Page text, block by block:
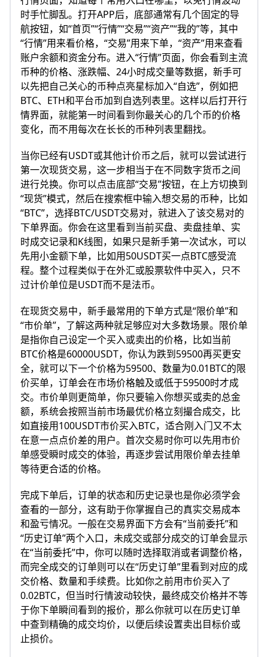
时手忙脚乱。打开APP后，底部通常有几个固定的导
航按钮，如“首页”“行情”“交易”“资产”“我的”等，其中
“行情”用来看价格，“交易”用来下单，“资产”用来查看
账户余额和资金分布。进入“行情”页面，你会看到主流
币种的价格、涨跌幅、24小时成交量等数据，新手可
以先把自己关心的币种点亮星标加入“自选”，例如把
BTC、ETH和平台币加到自选列表里。这样以后打开行
情界面，就能第一时间看到你最关心的几个币的价格
变化，而不用每次在长长的币种列表里翻找。
当你已经有USDT或其他计价币之后，就可以尝试进行
第一次现货交易，这一步相当于在不同数字货币之间
进行兑换。你可以点击底部“交易”按钮，在上方切换到
“现货”模式，然后在搜索框中输入想交易的币种，比如
“BTC”，选择BTC/USDT交易对，就进入了该交易对的
下单界面。你会在这里看到当前买盘、卖盘挂单、实
时成交记录和K线图，如果只是新手第一次试水，可以
先用小金额下单，比如用50USDT买一点BTC感受流
程。整个过程类似于在外汇或股票软件中买入，只不
过计价单位是USDT而不是法币。
在现货交易中，新手最常用的下单方式是“限价单”和
“市价单”，了解这两种就足够应对大多数场景。限价单
是指你自己设定一个买入或卖出的价格，比如当前
BTC价格是60000USDT，你认为跌到59500再买更安
全，就可以下一个价格为59500、数量为0.01BTC的限
价买单，订单会在市场价格触及或低于59500时才成
交。市价单则更简单，你只要输入你想买或卖的总金
额，系统会按照当前市场最优价格立刻撮合成交，比
如直接用100USDT市价买入BTC，适合刚入门又不太
在意一点点价差的用户。首次交易时你可以先用市价
单感受瞬时成交的体验，再逐步尝试用限价单去挂单
等待更合适的价格。
完成下单后，订单的状态和历史记录也是你必须学会
查看的一部分，这有助于你掌握自己的真实交易成本
和盈亏情况。一般在交易界面下方会有“当前委托”和
“历史订单”两个入口，未成交或部分成交的订单会显示
在“当前委托”中，你可以随时选择取消或者调整价格，
而完全成交的订单则可以在“历史订单”里看到对应的成
交价格、数量和手续费。比如你之前用市价买入了
0.02BTC，但当时行情波动较快，最终成交价格并不等
于你下单瞬间看到的报价，那么你就可以在历史订单
中查到精确的成交均价，以便后续设置卖出目标价或
止损价。